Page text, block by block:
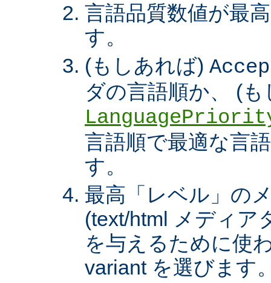
言語品質数値が最
す。
(もしあれば)
ダの言語順か、 (
言語順で最適な言
す。
最高「レベル」の
(text/html メディア
を与えるために使
variant を選びます